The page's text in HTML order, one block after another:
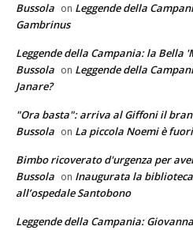
Bussola on Leggende della
Gambrinus
Leggende della Campania: la Bella
Bussola on Leggende della
Janare?
"Ora basta": arriva al Giffoni il
Bussola on La piccola Noemi è
Bimbo ricoverato d'urgenza per
Bussola on Inaugurata la biblioteca
all’ospedale Santobono
Leggende della Campania: